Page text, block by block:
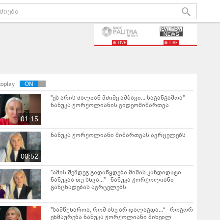
LIVE LIVE
01:15
"ეს არის ძალიან მძიმე ამბავი... საგანგაშოა" -
ნანუკა ჟორჟოლიანის ვიდეომიმართვა
00:52
ნანუკა ჟორჟოლიანი მიმართვას ავრცელებს
"ამის შემდეგ გადაწყდება მიშას კანდიდატი
ნანუკაა თუ სხვა..." - ნანუკა ჟორჟოლიანი
განცხადებას ავრცელებს
"სამწუხაროა, რომ ასე არ დალაგდა...“ - როგორ
ეხმაურება ნანუკა ჟორჟოლიანი მიხეილ